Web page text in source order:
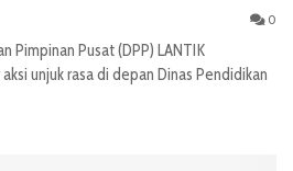
0
Pimpinan Pusat (DPP) LANTIK
unjuk rasa di depan Dinas Pendidikan